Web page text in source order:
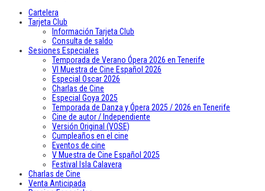
Cartelera
Tarjeta Club
Información Tarjeta Club
Consulta de saldo
Sesiones Especiales
Temporada de Verano Ópera 2026 en Tenerife
VI Muestra de Cine Español 2026
Especial Oscar 2026
Charlas de Cine
Especial Goya 2025
Temporada de Danza y Ópera 2025 / 2026 en Tenerife
Cine de autor / Independiente
Versión Original (VOSE)
Cumpleaños en el cine
Eventos de cine
V Muestra de Cine Español 2025
Festival Isla Calavera
Charlas de Cine
Venta Anticipada